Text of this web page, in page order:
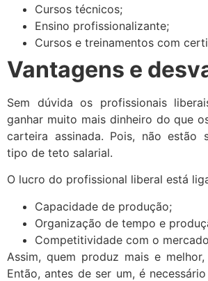
Cursos técnicos;
Ensino profissionalizante;
Cursos e treinamentos com
Vantagens e
Sem dúvida os profissionais
ganhar muito mais dinheiro do que
carteira assinada. Pois, não estão
tipo de teto salarial.
O lucro do profissional liberal está
Capacidade de produção;
Organização de tempo e
Competitividade com o
Assim, quem produz mais e
Então, antes de ser um, é